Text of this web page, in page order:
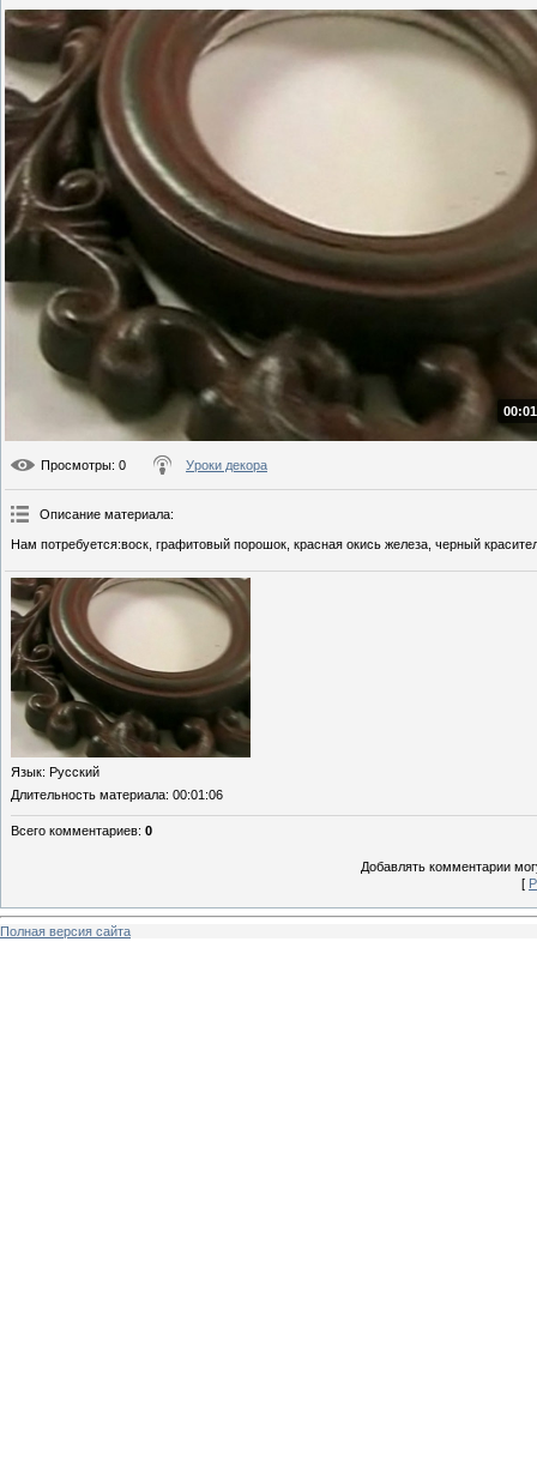
Просмотры: 0 Уроки декора
Описание материала:
Нам потребуется:воск, графитовый порошок, красная окись железа, черный
Язык: Русский
Длительность материала: 00:01:06
Всего комментариев: 0
Добавлять комментарии
[
Полная версия сайта